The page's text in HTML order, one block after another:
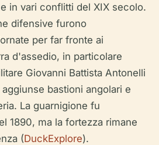
in vari conflitti del XIX secolo.
difensive furono
per far fronte ai
d'assedio, in particolare
Giovanni Battista Antonelli
bastioni angolari e
La guarnigione fu
1890, ma la fortezza rimane
(DuckExplore).